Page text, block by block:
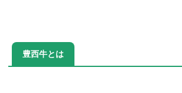
豊西牛とは